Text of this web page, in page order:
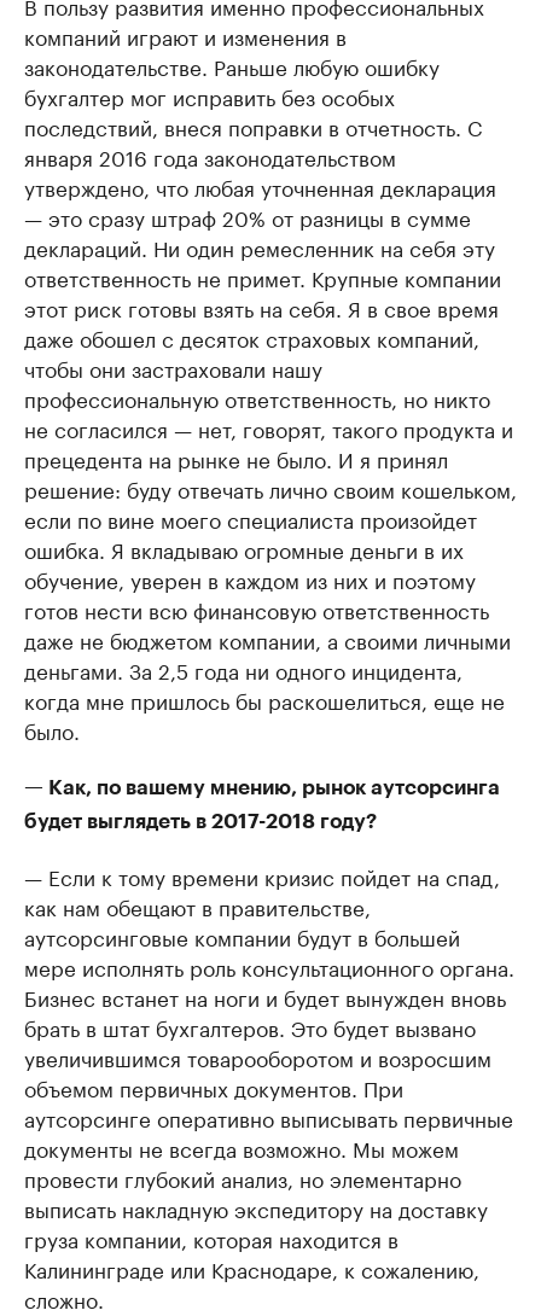
компаний играют и изменения в
законодательстве. Раньше любую ошибку
бухгалтер мог исправить без особых
последствий, внеся поправки в отчетность. С
января 2016 года законодательством
утверждено, что любая уточненная декларация
— это сразу штраф 20% от разницы в сумме
деклараций. Ни один ремесленник на себя эту
ответственность не примет. Крупные компании
этот риск готовы взять на себя. Я в свое время
даже обошел с десяток страховых компаний,
чтобы они застраховали нашу
профессиональную ответственность, но никто
не согласился — нет, говорят, такого продукта и
прецедента на рынке не было. И я принял
решение: буду отвечать лично своим кошельком,
если по вине моего специалиста произойдет
ошибка. Я вкладываю огромные деньги в их
обучение, уверен в каждом из них и поэтому
готов нести всю финансовую ответственность
даже не бюджетом компании, а своими личными
деньгами. За 2,5 года ни одного инцидента,
когда мне пришлось бы раскошелиться, еще не
было.
— Как, по вашему мнению, рынок аутсорсинга
будет выглядеть в 2017-2018 году?
— Если к тому времени кризис пойдет на спад,
как нам обещают в правительстве,
аутсорсинговые компании будут в большей
мере исполнять роль консультационного органа.
Бизнес встанет на ноги и будет вынужден вновь
брать в штат бухгалтеров. Это будет вызвано
увеличившимся товарооборотом и возросшим
объемом первичных документов. При
аутсорсинге оперативно выписывать первичные
документы не всегда возможно. Мы можем
провести глубокий анализ, но элементарно
выписать накладную экспедитору на доставку
груза компании, которая находится в
Калининграде или Краснодаре, к сожалению,
сложно.